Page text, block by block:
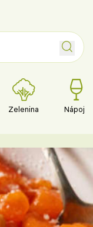
Zelenina Nápoje